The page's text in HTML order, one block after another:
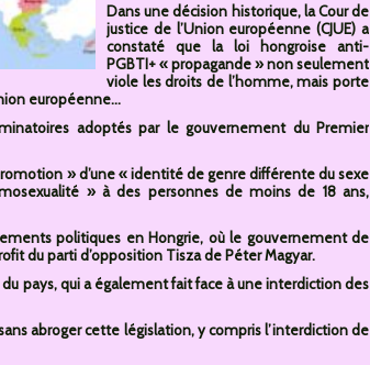
Dans une décision historique, la Cour de
justice de l’Union européenne (CJUE) a
constaté que la loi hongroise anti-
PGBTI+ « propagande » non seulement
viole les droits de l’homme, mais porte
européenne...
adoptés par le gouvernement du Premier
» d’une « identité de genre différente du sexe
» à des personnes de moins de 18 ans,
politiques en Hongrie, où le gouvernement de
du parti d’opposition Tisza de Péter Magyar.
pays, qui a également fait face à une interdiction des
abroger cette législation, y compris l’interdiction de